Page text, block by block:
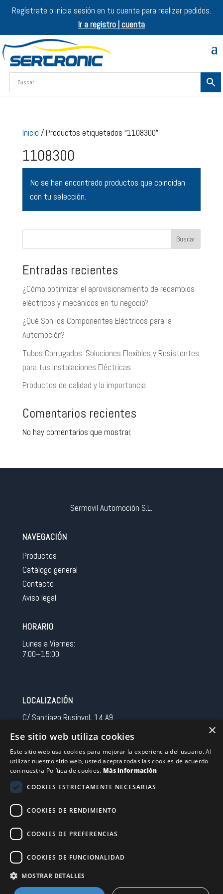
Regístrate o inicia sesión en tu cuenta para realizar pedidos.
Ir a registro | cuenta
Inicio / Productos etiquetados “1108300”
1108300
No se han encontrado productos que coincidan
con tu selección.
Buscar
Entradas recientes
¿Cómo optimizar el aprovisionamiento de recambios
eléctricos y mecánicos en tu negocio?
¿Qué Son los Componentes Eléctricos para la
Automoción?
Tubos Corrugados: Soluciones Flexibles y Resistentes
para tus Instalaciones Eléctricas
Productos de calidad y la importancia
Comentarios recientes
No hay comentarios que mostrar.
Sermovil Automoción S.L.
NAVEGACIÓN
Productos
Catálogo general
Contacto
Aviso legal
HORARIO
Lunes a Viernes:
7:00–15:00
LOCALIZACIÓN
C/ Santiago Rusinyol, 14 A9
Spain
CONTACTO
Tel 0034 93 713 37 30
sermovil@sertronic.es
Acceso intranet para representantes
×
Ese sitio web utiliza cookies
Este sitio web usa cookies para mejorar la experiencia del usuario. Al
utilizar nuestro sitio web, usted acepta todas las cookies de acuerdo
con nuestra Política de cookies. Más información
COOKIES ESTRICTAMENTE NECESARIAS
COOKIES DE RENDIMIENTO
COOKIES DE PREFERENCIAS
COOKIES DE FUNCIONALIDAD
MOSTRAR DETALLES